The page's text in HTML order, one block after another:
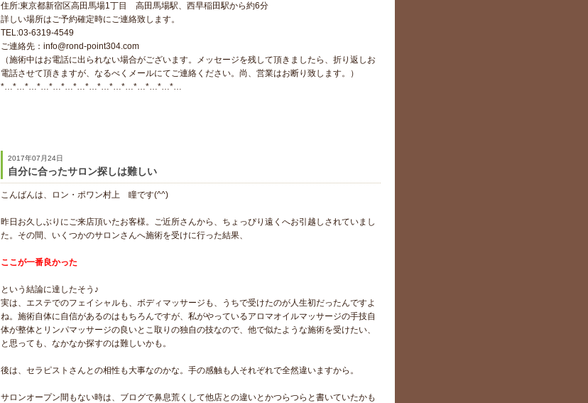
住所:東京都新宿区高田馬場1丁目 高田馬場駅、西早稲田駅から約6分
詳しい場所はご予約確定時にご連絡致します。
TEL:03-6319-4549
ご連絡先：info@rond-point304.com
（施術中はお電話に出られない場合がございます。メッセージを残して頂きましたら、折り返しお
電話させて頂きますが、なるべくメールにてご連絡ください。尚、営業はお断り致します。）
*…*…*…*…*…*…*…*…*…*…*…*…*…*…*…
2017年07月24日
自分に合ったサロン探しは難しい
こんばんは、ロン・ポワン村上 瞳です(^^)
昨日お久しぶりにご来店頂いたお客様。ご近所さんから、ちょっぴり遠くへお引越しされていまし
た。その間、いくつかのサロンさんへ施術を受けに行った結果、
ここが一番良かった
という結論に達したそう♪
実は、エステでのフェイシャルも、ボディマッサージも、うちで受けたのが人生初だったんですよ
ね。施術自体に自信があるのはもちろんですが、私がやっているアロマオイルマッサージの手技自
体が整体とリンパマッサージの良いとこ取りの独自の技なので、他で似たような施術を受けたい、
と思っても、なかなか探すのは難しいかも。
後は、セラピストさんとの相性も大事なのかな。手の感触も人それぞれで全然違いますから。
サロンオープン間もない時は、ブログで鼻息荒くして他店との違いとかつらつらと書いていたかも